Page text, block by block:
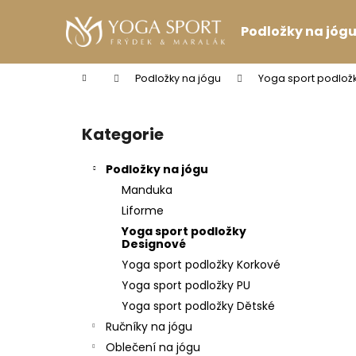
Podložky na jógu
Domů Podložky na jógu Yoga sport
Přeskočit
kategorie
Kategorie
Podložky na jógu
Manduka
Liforme
Yoga sport podložky
Designové
Yoga sport podložky Korkové
Yoga sport podložky PU
Yoga sport podložky Dětské
Ručníky na jógu
Oblečení na jógu
í
Zpět
do
Zpět
do
VINCENTKA 0.7 L